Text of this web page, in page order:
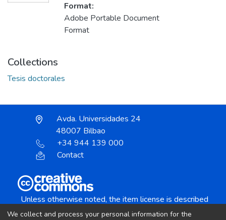
Format:
Adobe Portable Document
Format
Collections
Tesis doctorales
Avda. Universidades 24
48007 Bilbao
+34 944 139 000
Contact
Unless otherwise noted, the item license is described
We collect and process your personal information for the